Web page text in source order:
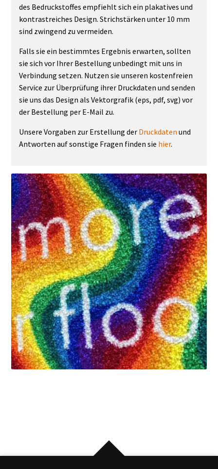
des Bedruckstoffes empfiehlt sich ein plakatives und
kontrastreiches Design. Strichstärken unter 10 mm
sind zwingend zu vermeiden.
Falls sie ein bestimmtes Ergebnis erwarten, sollten
sie sich vor Ihrer Bestellung unbedingt mit uns in
Verbindung setzen. Nutzen sie unseren kostenfreien
Service zur Überprüfung ihrer Druckdaten und senden
sie uns das Design als Vektorgrafik (eps, pdf, svg) vor
der Bestellung per E-Mail zu.
Unsere Vorgaben zur Erstellung der Druckdaten und
Antworten auf sonstige Fragen finden sie hier.